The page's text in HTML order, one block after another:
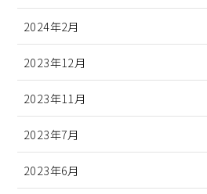
2024年2月
2023年12月
2023年11月
2023年7月
2023年6月